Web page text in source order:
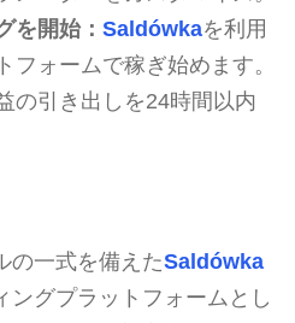
を開始： Saldówkaを利用
フォームで稼ぎ始めます。
の引き出しを24時間以内
の一式を備えたSaldówka
ングプラットフォームとし